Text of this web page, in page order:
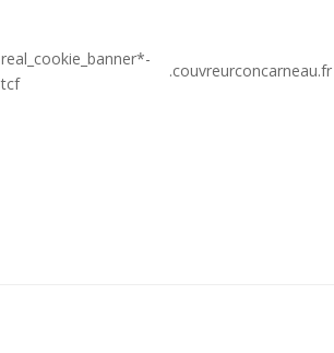
real_cookie_banner*-
tcf
.couvreurconcarneau.fr